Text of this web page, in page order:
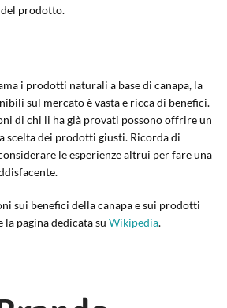
prodotto.
i prodotti naturali a base di canapa, la
sul mercato è vasta e ricca di benefici.
di chi li ha già provati possono offrire un
scelta dei prodotti giusti. Ricorda di
le esperienze altrui per fare una
sui benefici della canapa e sui prodotti
pagina dedicata su Wikipedia.